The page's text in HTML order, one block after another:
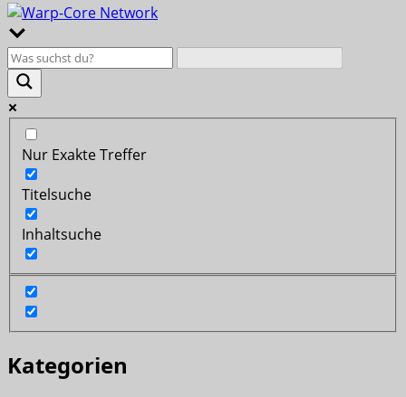
Nur Exakte Treffer
Titelsuche
Inhaltsuche
Kategorien